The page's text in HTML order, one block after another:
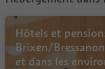
Hôtels et
Brixen/
et dans les